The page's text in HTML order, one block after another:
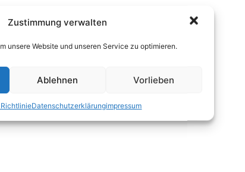
Zustimmung verwalten
unsere Website und unseren Service zu optimieren.
Ablehnen Vorlieben
Datenschutzerklärungimpressum